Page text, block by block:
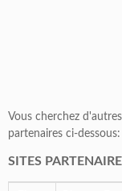
Vous cherchez
partenaires ci-dessous:
SITES